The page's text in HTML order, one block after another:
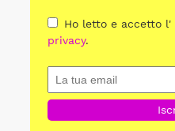
Ho letto e accetto l'
privacy.